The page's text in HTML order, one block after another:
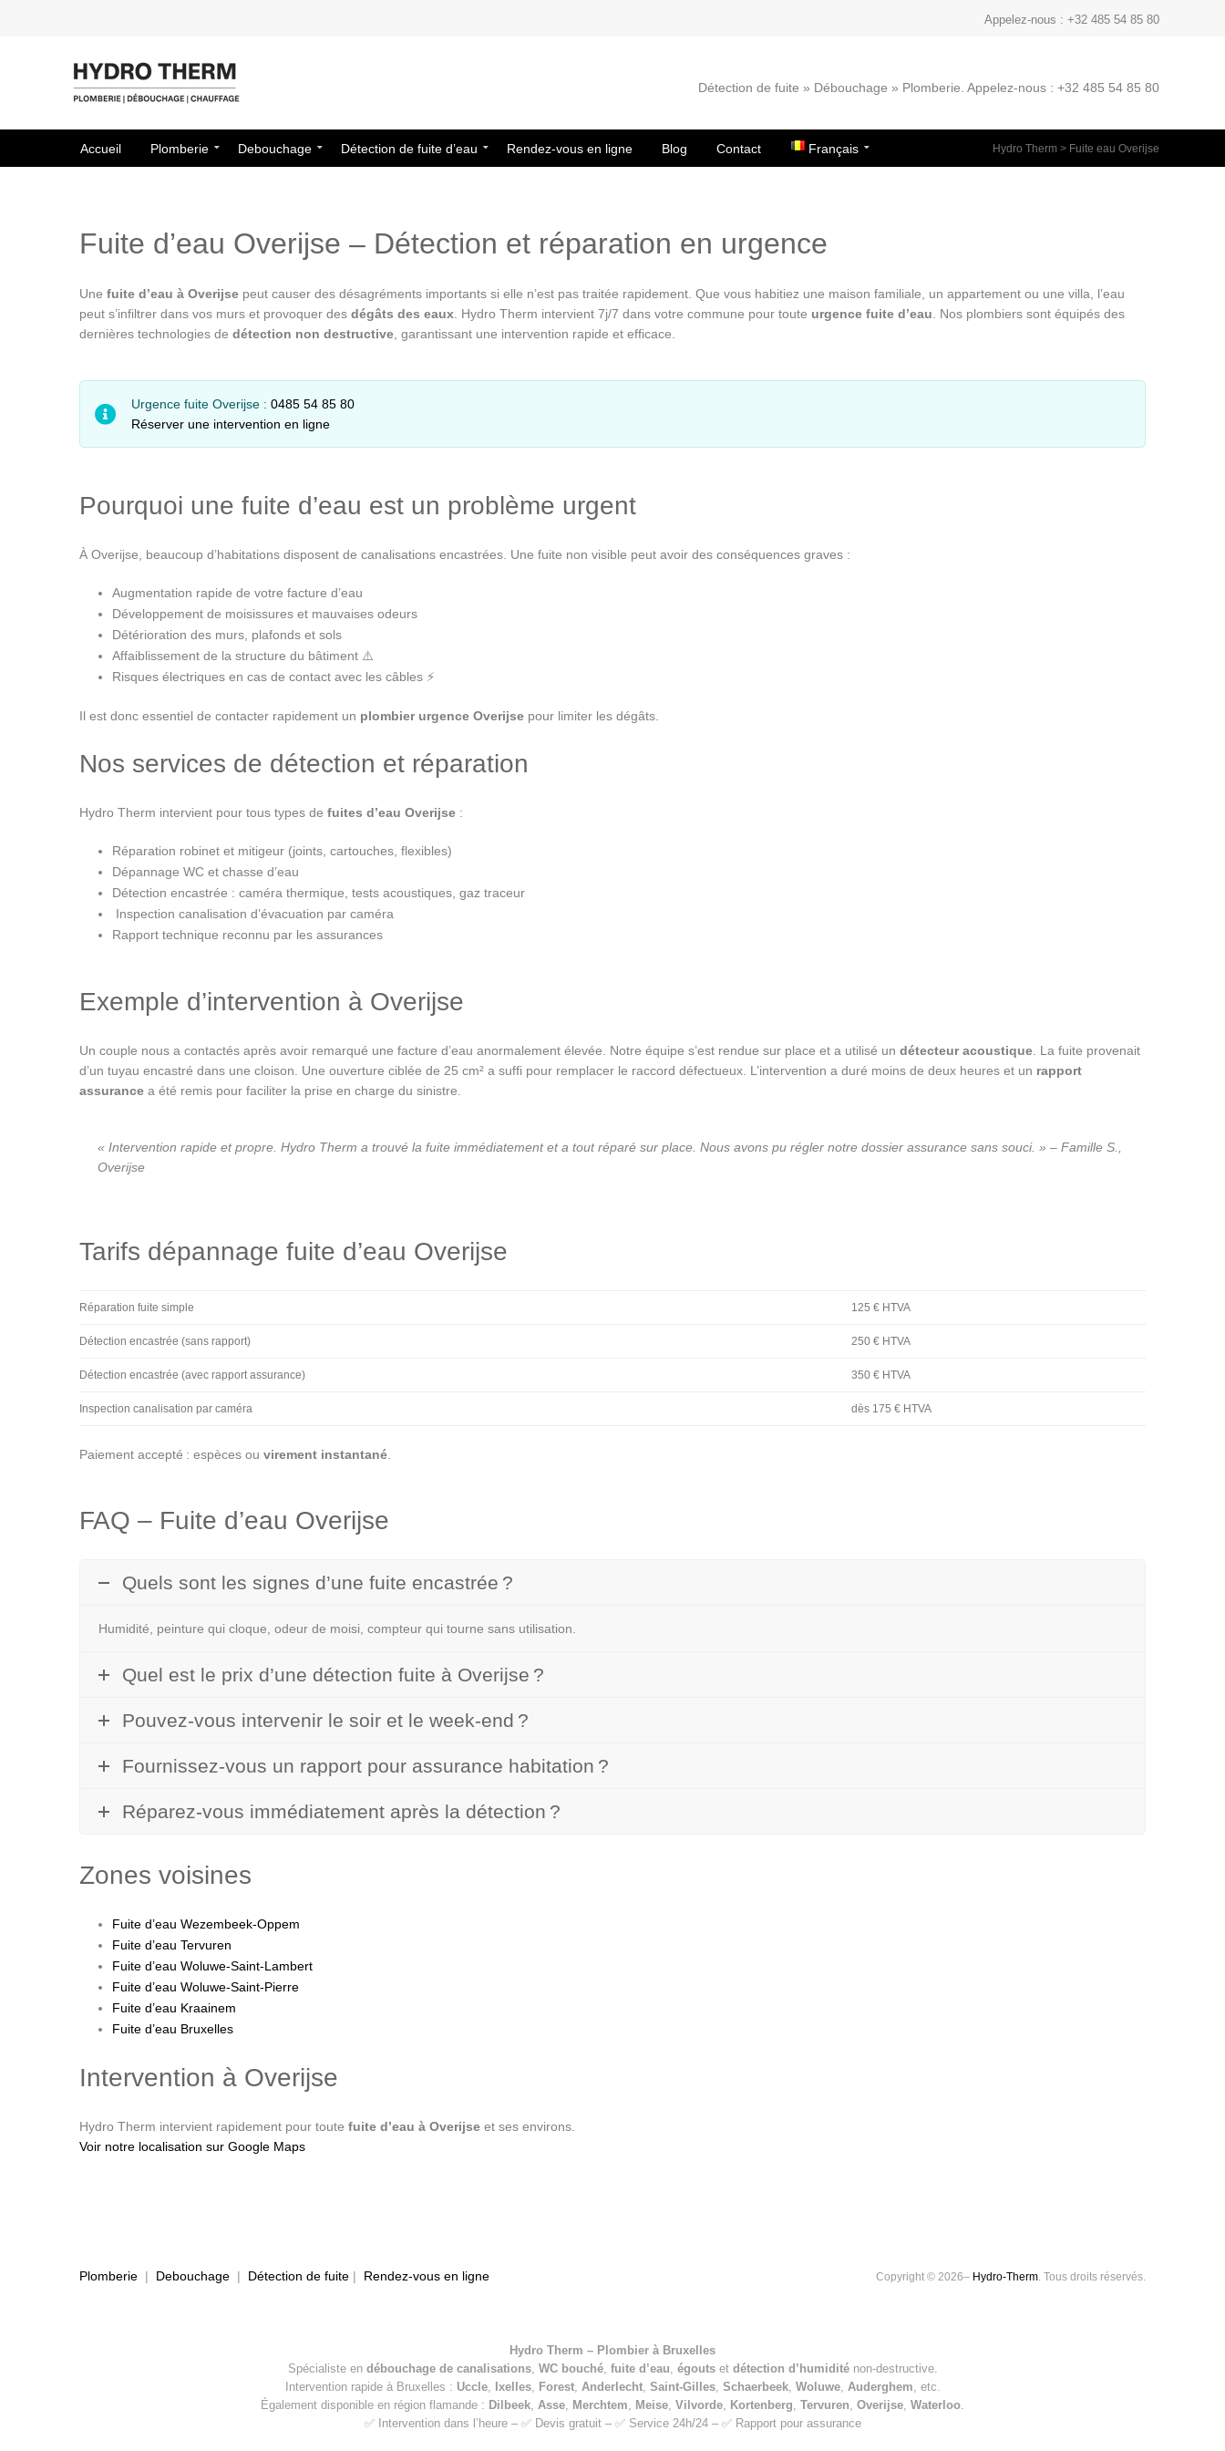
Appelez-nous : +32 485 54 85 80
Détection de fuite » Débouchage » Plomberie. Appelez-nous : +32 485 54 85 80
Hydro Therm > Fuite eau Overijse
Accueil Plomberie Debouchage Détection de fuite d’eau Rendez-vous en ligne Blog Contact Français
Fuite d’eau Overijse – Détection et réparation en urgence
Une fuite d’eau à Overijse peut causer des désagréments importants si elle n’est pas traitée rapidement. Que vous habitiez une maison familiale, un appartement ou une villa, l’eau
peut s’infiltrer dans vos murs et provoquer des dégâts des eaux. Hydro Therm intervient 7j/7 dans votre commune pour toute urgence fuite d’eau. Nos plombiers sont équipés des
dernières technologies de détection non destructive, garantissant une intervention rapide et efficace.
Urgence fuite Overijse : 0485 54 85 80
Réserver une intervention en ligne
Pourquoi une fuite d’eau est un problème urgent
À Overijse, beaucoup d’habitations disposent de canalisations encastrées. Une fuite non visible peut avoir des conséquences graves :
Augmentation rapide de votre facture d’eau
Développement de moisissures et mauvaises odeurs
Détérioration des murs, plafonds et sols ️
Affaiblissement de la structure du bâtiment ⚠️
Risques électriques en cas de contact avec les câbles ⚡
Il est donc essentiel de contacter rapidement un plombier urgence Overijse pour limiter les dégâts.
Nos services de détection et réparation
Hydro Therm intervient pour tous types de fuites d’eau Overijse :
Réparation robinet et mitigeur (joints, cartouches, flexibles)
Dépannage WC et chasse d’eau
Détection encastrée : caméra thermique, tests acoustiques, gaz traceur
️ Inspection canalisation d’évacuation par caméra
Rapport technique reconnu par les assurances
Exemple d’intervention à Overijse
Un couple nous a contactés après avoir remarqué une facture d’eau anormalement élevée. Notre équipe s’est rendue sur place et a utilisé un détecteur acoustique . La fuite provenait
d’un tuyau encastré dans une cloison. Une ouverture ciblée de 25 cm² a suffi pour remplacer le raccord défectueux. L’intervention a duré moins de deux heures et un rapport
assurance a été remis pour faciliter la prise en charge du sinistre.
« Intervention rapide et propre. Hydro Therm a trouvé la fuite immédiatement et a tout réparé sur place. Nous avons pu régler notre dossier assurance sans souci. » – Famille S.,
Overijse
Tarifs dépannage fuite d’eau Overijse
Réparation fuite simple 125 € HTVA
Détection encastrée (sans rapport) 250 € HTVA
Détection encastrée (avec rapport assurance) 350 € HTVA
Inspection canalisation par caméra dès 175 € HTVA
Paiement accepté : espèces ou virement instantané
FAQ – Fuite d’eau Overijse
Quels sont les signes d’une fuite encastrée ?
Humidité, peinture qui cloque, odeur de moisi, compteur qui tourne sans utilisation.
Quel est le prix d’une détection fuite à Overijse ?
Pouvez-vous intervenir le soir et le week-end ?
Fournissez-vous un rapport pour assurance habitation ?
Réparez-vous immédiatement après la détection ?
Zones voisines
Fuite d’eau Wezembeek-Oppem
Fuite d’eau Tervuren
Fuite d’eau Woluwe-Saint-Lambert
Fuite d’eau Woluwe-Saint-Pierre
Fuite d’eau Kraainem
Fuite d’eau Bruxelles
Intervention à Overijse
Hydro Therm intervient rapidement pour toute fuite d’eau à Overijse et ses environs.
Voir notre localisation sur Google Maps
Plomberie | Debouchage | Détection de fuite | Rendez-vous en ligne Copyright © 2026– Hydro-Therm . Tous droits réservés.
Hydro Therm – Plombier à Bruxelles
Spécialiste en débouchage de canalisations, WC bouché, fuite d’eau égoutset détection d’humiditénon-destructive.
Intervention rapide à Bruxelles : Uccle, Ixelles, Forest, Anderlecht, Saint-Gilles, Schaerbeek, Woluwe, Auderghem , etc.
Également disponible en région flamande : Dilbeek Asse Merchtem Meise Vilvorde Kortenberg Tervuren Overijse Waterloo
✅ Intervention dans l’heure – ✅ Devis gratuit – ✅ Service 24h/24 – ✅ Rapport pour assurance